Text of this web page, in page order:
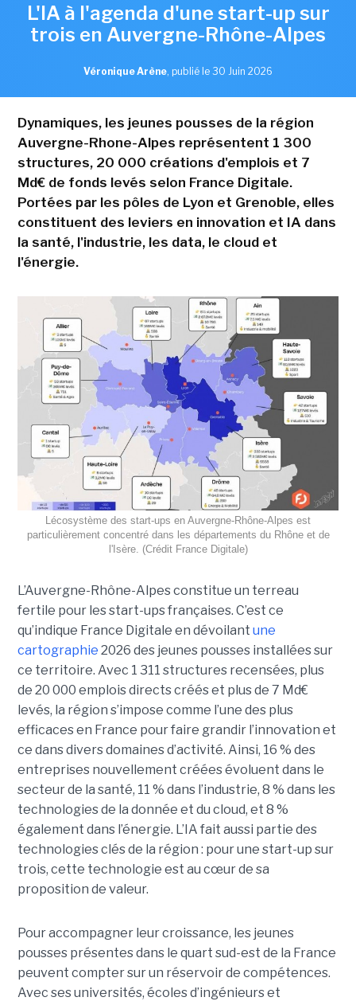
L'IA à l'agenda d'une start-up sur
trois en Auvergne-Rhône-Alpes
Véronique Arène, publié le 30 Juin 2026
Dynamiques, les jeunes pousses de la région
Auvergne-Rhone-Alpes représentent 1 300
structures, 20 000 créations d'emplois et 7
Md€ de fonds levés selon France Digitale.
Portées par les pôles de Lyon et Grenoble, elles
constituent des leviers en innovation et IA dans
la santé, l'industrie, les data, le cloud et
l'énergie.
Lécosystème des start-ups en Auvergne-Rhône-Alpes est
particulièrement concentré dans les départements du Rhône et de
l'Isère. (Crédit France Digitale)
L’Auvergne-Rhône-Alpes constitue un terreau
fertile pour les start-ups françaises. C’est ce
qu’indique France Digitale en dévoilant une
cartographie 2026 des jeunes pousses installées sur
ce territoire. Avec 1 311 structures recensées, plus
de 20 000 emplois directs créés et plus de 7 Md€
levés, la région s’impose comme l’une des plus
efficaces en France pour faire grandir l’innovation et
ce dans divers domaines d’activité. Ainsi, 16 % des
entreprises nouvellement créées évoluent dans le
secteur de la santé, 11 % dans l’industrie, 8 % dans les
technologies de la donnée et du cloud, et 8 %
également dans l’énergie. L’IA fait aussi partie des
technologies clés de la région : pour une start-up sur
trois, cette technologie est au cœur de sa
proposition de valeur.
Pour accompagner leur croissance, les jeunes
pousses présentes dans le quart sud-est de la France
peuvent compter sur un réservoir de compétences.
Avec ses universités, écoles d’ingénieurs et